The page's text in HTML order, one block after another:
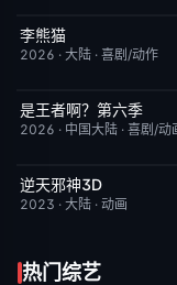
更新至第4集
李熊猫
2026 · 大陆 · 喜剧/动作
更新至第4集
是王者啊？第六季
2026 · 中国大陆 · 喜剧/动
更新至第49集
逆天邪神3D
2023 · 大陆 · 动画
热门综艺